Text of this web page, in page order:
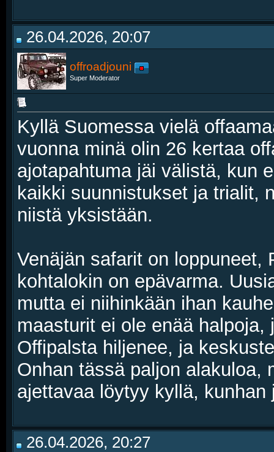
26.04.2026, 20:07
offroadjouni
Super Moderator
Kyllä Suomessa vielä
vuonna minä olin 26 kertaa
ajotapahtuma jäi välistä, kun
kaikki suunnistukset ja trialit,
niistä yksistään.
Venäjän safarit on loppuneet,
kohtalokin on epävarma.
mutta ei niihinkään ihan
maasturit ei ole enää
Offipalsta hiljenee, ja
Onhan tässä paljon alakuloa,
ajettavaa löytyy kyllä,
26.04.2026, 20:27